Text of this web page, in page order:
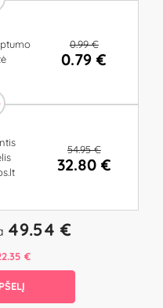
0.99 €
0.79 €
54.95 €
32.80 €
49.54 €
€